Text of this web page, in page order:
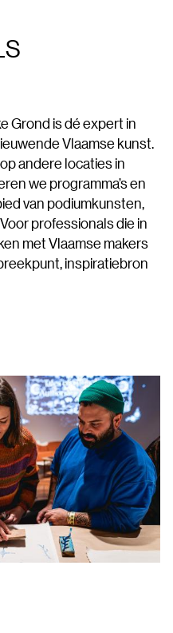
Grond is dé expert in
Vlaamse kunst.
andere locaties in
we programma’s en
van podiumkunsten,
professionals die in
met Vlaamse makers
inspiratiebron